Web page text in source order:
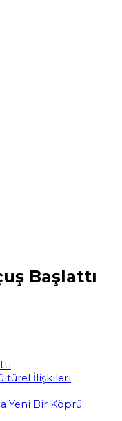
Başlattı
İlişkileri
Yeni Bir Köprü